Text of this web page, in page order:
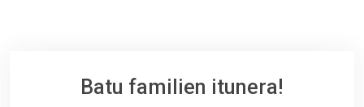
Batu familien itunera!